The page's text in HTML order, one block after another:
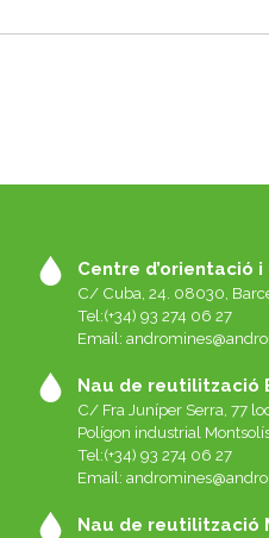
Centre d’orientació i
C/ Cuba, 24. 08030,
Tel:(+34) 93 274 06 27
Email:
Nau de reutilització
C/ Fra Juníper Serra, 77
Polígon industrial
Tel:(+34) 93 274 06 27
Email:
Nau de reutilització